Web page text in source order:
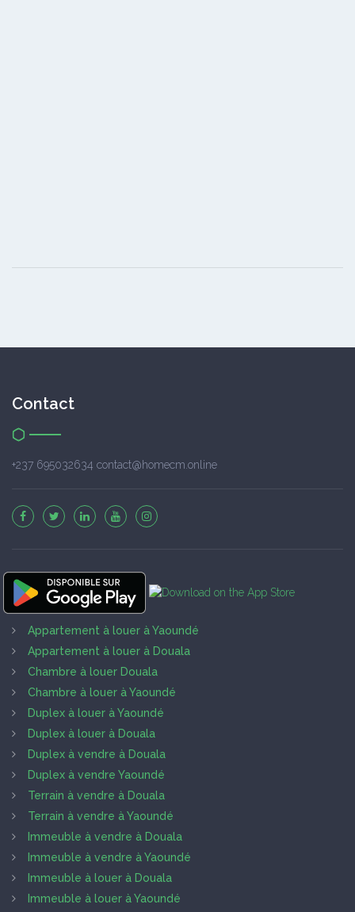
Contact
+237 695032634 contact@homecm.online
Appartement à louer à Yaoundé
Appartement à louer à Douala
Chambre à louer Douala
Chambre à louer à Yaoundé
Duplex à louer à Yaoundé
Duplex à louer à Douala
Duplex à vendre à Douala
Duplex à vendre Yaoundé
Terrain à vendre à Douala
Terrain à vendre à Yaoundé
Immeuble à vendre à Douala
Immeuble à vendre à Yaoundé
Immeuble à louer à Douala
Immeuble à louer à Yaoundé